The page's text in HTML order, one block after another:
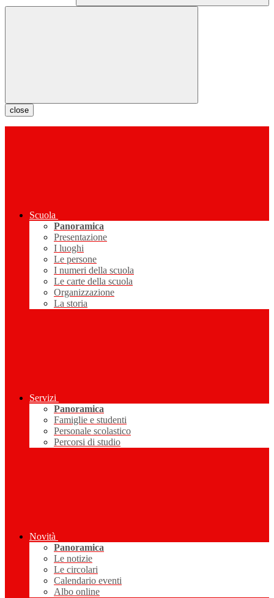
close
Scuola
Panoramica
Presentazione
I luoghi
Le persone
I numeri della scuola
Le carte della scuola
Organizzazione
La storia
Servizi
Panoramica
Famiglie e studenti
Personale scolastico
Percorsi di studio
Novità
Panoramica
Le notizie
Le circolari
Calendario eventi
Albo online